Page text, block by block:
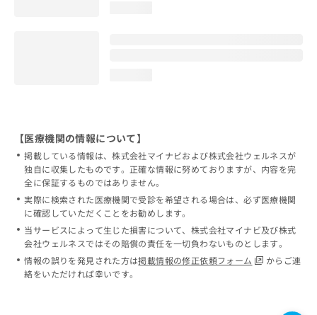
【医療機関の情報について】
掲載している情報は、株式会社マイナビおよび株式会社ウェルネスが
独自に収集したものです。正確な情報に努めておりますが、内容を完
全に保証するものではありません。
実際に検索された医療機関で受診を希望される場合は、必ず医療機関
に確認していただくことをお勧めします。
当サービスによって生じた損害について、株式会社マイナビ及び株式
会社ウェルネスではその賠償の責任を一切負わないものとします。
情報の誤りを発見された方は掲載情報の修正依頼フォーム
からご連
絡をいただければ幸いです。